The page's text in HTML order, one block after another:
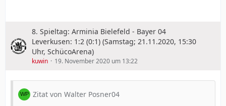
8. Spieltag: Arminia Bielefeld - Bayer 04
Leverkusen: 1:2 (0:1) (Samstag; 21.11.2020, 15:30
Uhr, SchücoArena)
kuwin 19. November 2020 um 13:22
Zitat von Walter Posner04